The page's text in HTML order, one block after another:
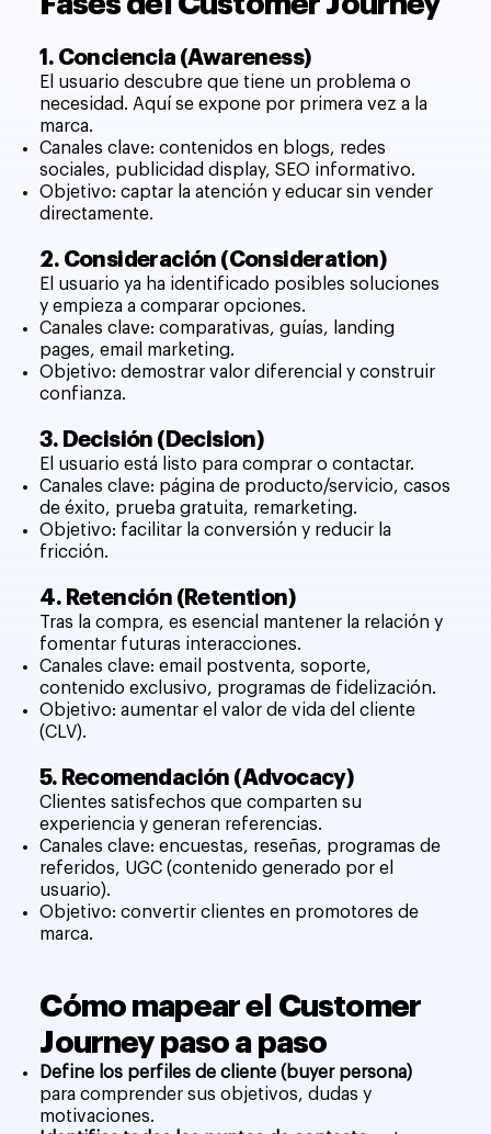
1. Conciencia (Awareness)
El usuario descubre que tiene un problema o
necesidad. Aquí se expone por primera vez a la
marca.
Canales clave: contenidos en blogs, redes
sociales, publicidad display, SEO informativo.
Objetivo: captar la atención y educar sin vender
directamente.
2. Consideración (Consideration)
El usuario ya ha identificado posibles soluciones
y empieza a comparar opciones.
Canales clave: comparativas, guías, landing
pages, email marketing.
Objetivo: demostrar valor diferencial y construir
confianza.
3. Decisión (Decision)
El usuario está listo para comprar o contactar.
Canales clave: página de producto/servicio, casos
de éxito, prueba gratuita, remarketing.
Objetivo: facilitar la conversión y reducir la
fricción.
4. Retención (Retention)
Tras la compra, es esencial mantener la relación y
fomentar futuras interacciones.
Canales clave: email postventa, soporte,
contenido exclusivo, programas de fidelización.
Objetivo: aumentar el valor de vida del cliente
(CLV).
5. Recomendación (Advocacy)
Clientes satisfechos que comparten su
experiencia y generan referencias.
Canales clave: encuestas, reseñas, programas de
referidos, UGC (contenido generado por el
usuario).
Objetivo: convertir clientes en promotores de
marca.
Cómo mapear el Customer
Journey paso a paso
Define los perfiles de cliente (buyer persona)
para comprender sus objetivos, dudas y
motivaciones.